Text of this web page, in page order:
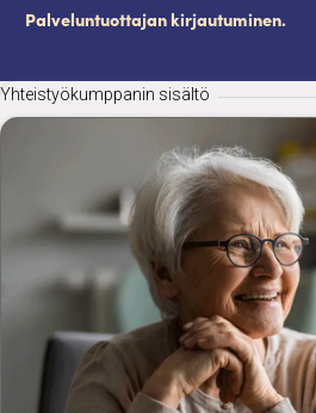
Palveluntuottajan kirjautuminen.
Yhteistyökumppanin sisältö